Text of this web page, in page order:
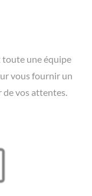
toute une équipe
vous fournir un
de vos attentes.